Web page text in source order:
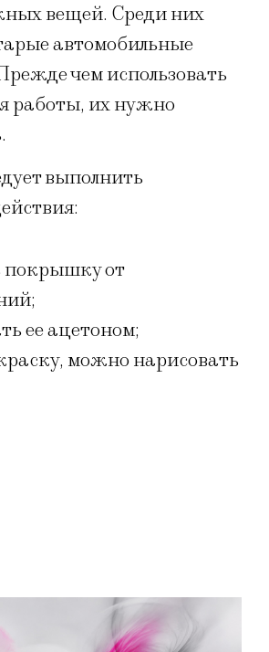
вещей. Среди них
автомобильные
чем использовать
работы, их нужно
выполнить
покрышку от
ее ацетоном;
можно нарисовать